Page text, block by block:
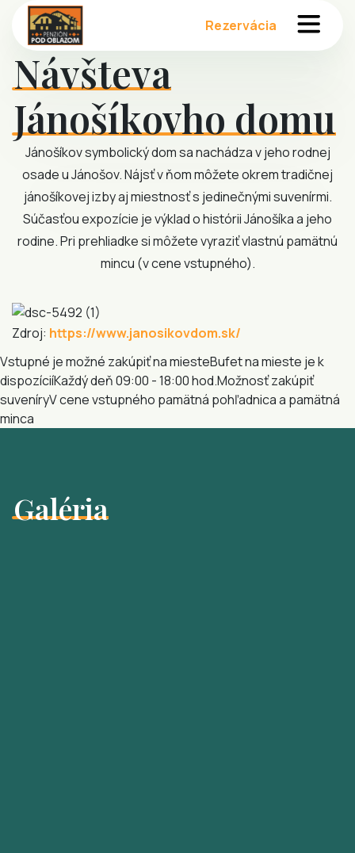
Rezervácia
Penzión
Aktuality
Gastronómia
Akcie
Kontakt
Návšteva
Jánošíkovho domu
Jánošíkov symbolický dom sa nachádza v jeho rodnej
osade u Jánošov. Nájsť v ňom môžete okrem tradičnej
jánošíkovej izby aj miestnosť s jedinečnými suvenírmi.
Súčasťou expozície je výklad o histórii Jánošíka a jeho
rodine. Pri prehliadke si môžete vyraziť vlastnú pamätnú
mincu (v cene vstupného).
Zdroj: https://www.janosikovdom.sk/
Vstupné je možné zakúpiť na miesteBufet na mieste je k
dispozíciíKaždý deň 09:00 - 18:00 hod.Možnosť zakúpiť
suveníryV cene vstupného pamätná pohľadnica a pamätná
minca
Galéria